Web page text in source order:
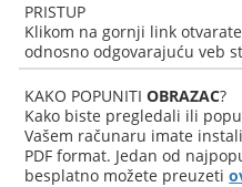
PRISTUP
Klikom na gornji link
odnosno odgovarajuću veb
KAKO POPUNITIOBRAZAC?
Kako biste pregledali ili
Vašem računaru imate
PDF format. Jedan od
besplatno možete preuzeti